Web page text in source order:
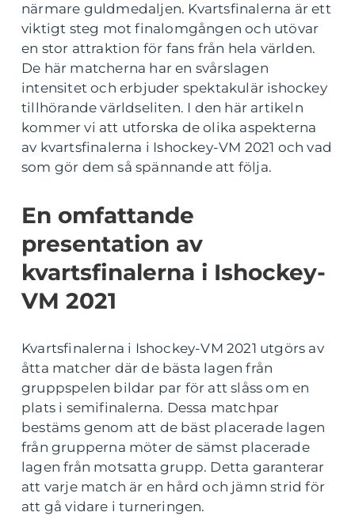
närmare guldmedaljen. Kvartsfinalerna är ett
viktigt steg mot finalomgången och utövar
en stor attraktion för fans från hela världen.
De här matcherna har en svårslagen
intensitet och erbjuder spektakulär ishockey
tillhörande världseliten. I den här artikeln
kommer vi att utforska de olika aspekterna
av kvartsfinalerna i Ishockey-VM 2021 och vad
som gör dem så spännande att följa.
En omfattande
presentation av
kvartsfinalerna i Ishockey-
VM 2021
Kvartsfinalerna i Ishockey-VM 2021 utgörs av
åtta matcher där de bästa lagen från
gruppspelen bildar par för att slåss om en
plats i semifinalerna. Dessa matchpar
bestäms genom att de bäst placerade lagen
från grupperna möter de sämst placerade
lagen från motsatta grupp. Detta garanterar
att varje match är en hård och jämn strid för
att gå vidare i turneringen.